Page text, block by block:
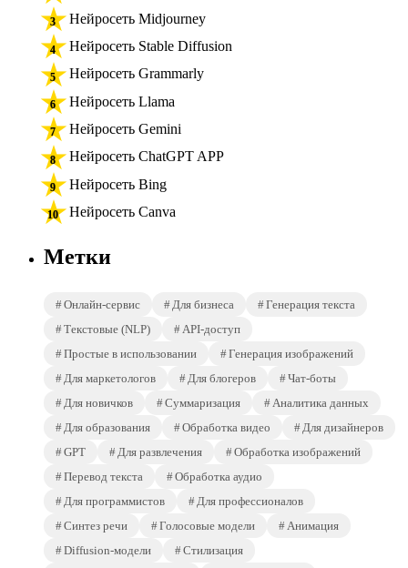
Нейросеть Midjourney
Нейросеть Stable Diffusion
Нейросеть Grammarly
Нейросеть Llama
Нейросеть Gemini
Нейросеть ChatGPT APP
Нейросеть Bing
Нейросеть Canva
Метки
Онлайн-сервис Для бизнеса
Генерация текста
Текстовые (NLP)
API-доступ
Простые в использовании
Генерация изображений
Для маркетологов
Для блогеров
Чат-боты
Для новичков
Суммаризация
Аналитика данных
Для образования
Обработка видео
Для дизайнеров
GPT
Для развлечения
Обработка изображений
Перевод текста
Обработка аудио
Для программистов
Для профессионалов
Синтез речи
Голосовые модели
Анимация
Diffusion-модели
Стилизация